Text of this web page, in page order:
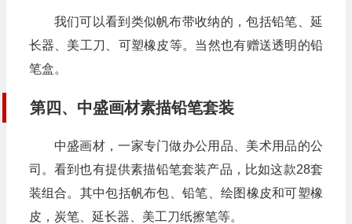
我们可以看到类似帆布带收纳的，包括铅笔、延
长器、美工刀、可塑橡皮等。当然也有赠送透明的铅
笔盒。
第四、中盛画材素描铅笔套装
中盛画材，一家专门做办公用品、美术用品的公
司。看到也有提供素描铅笔套装产品，比如这款28套
装组合。其中包括帆布包、铅笔、绘图橡皮和可塑橡
皮，炭笔、延长器、美工刀纸擦笔等。